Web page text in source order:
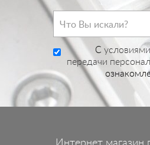
C
передачи